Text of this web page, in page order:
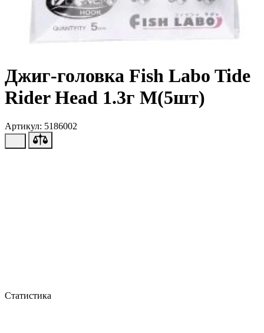
Джиг-головка Fish Labo Tide
Rider Head 1.3г M(5шт)
Артикул: 5186002
Статистика